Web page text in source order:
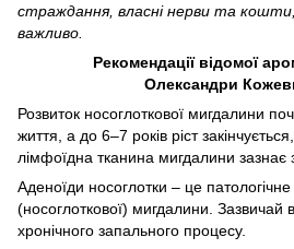
страждання, власні нерви та
важливо.
Рекомендації відомої
Олександри
Розвиток носоглоткової мигдалини
життя, а до 6–7 років ріст
лімфоїдна тканина мигдалини зазнає
Аденоїди носоглотки – це
(носоглоткової) мигдалини. Зазвичай
хронічного запального процесу.